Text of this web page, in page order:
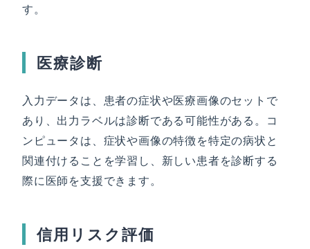
す。
医療診断
入力データは、患者の症状や医療画像のセットで
あり、出力ラベルは診断である可能性がある。コ
ンピュータは、症状や画像の特徴を特定の病状と
関連付けることを学習し、新しい患者を診断する
際に医師を支援できます。
信用リスク評価